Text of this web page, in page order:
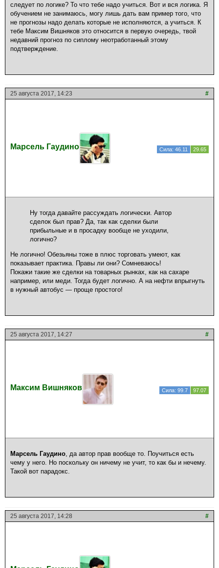
следует по логике? То что тебе надо учиться. Вот и вся логика. Я
обучением не занимаюсь, могу лишь дать вам пример того, что
не прогнозы надо делать которые не исполняются, а учиться. К
тебе Максим Вишняков это относится в первую очередь, твой
недавний прогноз по сиплому неотработанный этому
подтверждение.
25 августа 2017, 14:23 #
Марсель Гаудино Сила: 46.11 29.65
Ну тогда давайте рассуждать логически. Автор
сделок был прав? Да, так как сделки были
прибыльные и в просадку вообще не уходили,
логично?
Не логично! Обезьяны тоже в плюс торговать умеют, как
показывает практика. Правы ли они? Сомневаюсь!
Покажи такие же сделки на товарных рынках, как на сахаре
например, или меди. Тогда будет логично. А на нефти впрыгнуть
в нужный автобус — проще простого!
25 августа 2017, 14:27 #
Максим Вишняков Сила: 99.7 97.07
Марсель Гаудино, да автор прав вообще то. Поучиться есть
чему у него. Но поскольку он ничему не учит, то как бы и нечему.
Такой вот парадокс.
25 августа 2017, 14:28 #